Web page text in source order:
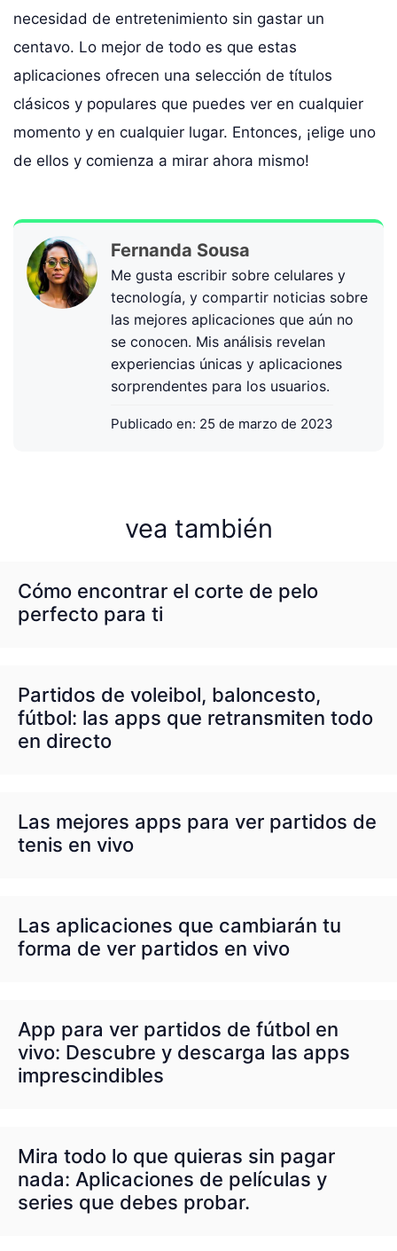
necesidad de entretenimiento sin gastar un
centavo. Lo mejor de todo es que estas
aplicaciones ofrecen una selección de títulos
clásicos y populares que puedes ver en cualquier
momento y en cualquier lugar. Entonces, ¡elige uno
de ellos y comienza a mirar ahora mismo!
Fernanda Sousa
Me gusta escribir sobre celulares y
tecnología, y compartir noticias sobre
las mejores aplicaciones que aún no
se conocen. Mis análisis revelan
experiencias únicas y aplicaciones
sorprendentes para los usuarios.
Publicado en: 25 de marzo de 2023
vea también
Cómo encontrar el corte de pelo
perfecto para ti
Partidos de voleibol, baloncesto,
fútbol: las apps que retransmiten todo
en directo
Las mejores apps para ver partidos de
tenis en vivo
Las aplicaciones que cambiarán tu
forma de ver partidos en vivo
App para ver partidos de fútbol en
vivo: Descubre y descarga las apps
imprescindibles
Mira todo lo que quieras sin pagar
nada: Aplicaciones de películas y
series que debes probar.